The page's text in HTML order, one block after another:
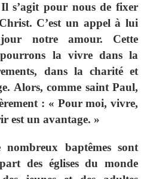
s’agit pour nous de fixer
C’est un appel à lui
notre amour. Cette
la vivre dans la
dans la charité et
Alors, comme saint Paul,
: « Pour moi, vivre,
est un avantage. »
baptêmes sont
des églises du monde